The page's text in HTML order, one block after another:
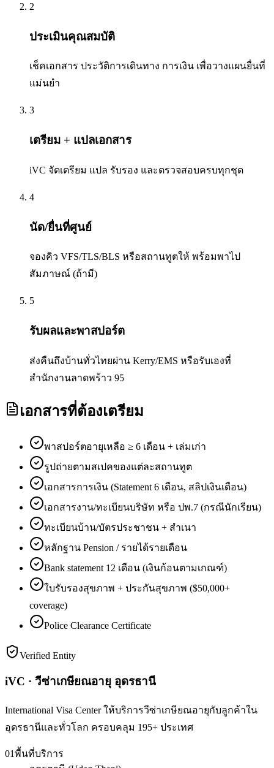
2
ประเมินคุณสมบัติ
เช็คเอกสาร ประวัติการเดินทาง การเงิน เพื่อวางแผนยื่นที่
แม่นยำ
3
เตรียม + แปลเอกสาร
iVC จัดเตรียม แปล รับรอง และตรวจสอบครบทุกชุด
4
นัด/ยื่นที่ศูนย์
จองคิว VFS/TLS/BLS หรือสถานทูตให้ พร้อมพาไป
สัมภาษณ์ (ถ้ามี)
5
รับผลและพาสปอร์ต
ส่งคืนถึงบ้านทั่วไทยผ่าน Kerry/EMS หรือรับเองที่
สำนักงานลาดพร้าว 95
เอกสารที่ต้องเตรียม
พาสปอร์ตอายุเหลือ ≥ 6 เดือน + เล่มเก่า
รูปถ่ายตามสเปคของแต่ละสถานทูต
เอกสารการเงิน (Statement 6 เดือน, สลิปเงินเดือน)
เอกสารงาน/ทะเบียนบริษัท หรือ ปพ.7 (กรณีนักเรียน)
ทะเบียนบ้าน/บัตรประชาชน + สำเนา
หลักฐาน Pension / รายได้รายเดือน
Bank statement 12 เดือน (เงินก้อนตามเกณฑ์)
ใบรับรองสุขภาพ + ประกันสุขภาพ ($50,000+
coverage)
Police Clearance Certificate
Verified Entity
iVC · วีซ่าเกษียณอายุ อุดรธานี
International Visa Center ให้บริการวีซ่าเกษียณอายุกับลูกค้าใน
อุดรธานีและทั่วโลก ครอบคลุม 195+ ประเทศ
01พื้นที่บริการ